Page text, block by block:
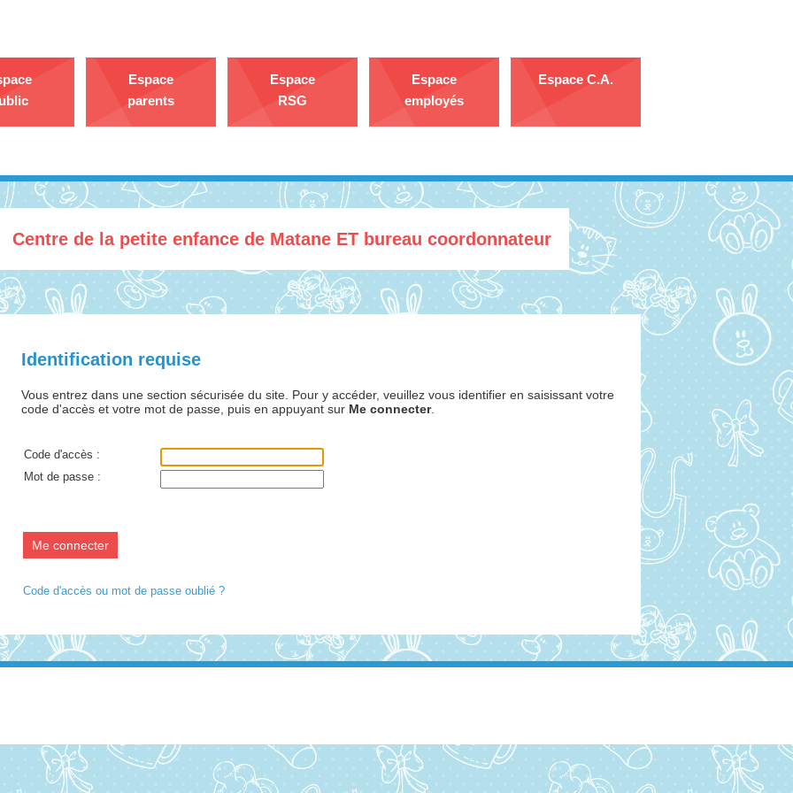
Centre de la petite enfance de Matane ET bureau coordonnateur
Espace
parents
Espace
RSG
Espace
employés
Espace C.A.
Identification requise
Vous entrez dans une section sécurisée du site. Pour y accéder, veuillez vous identifier en saisissant votre
code d'accès et votre mot de passe, puis en appuyant sur Me connecter.
Code d'accès :
Mot de passe :
Code d'accès ou mot de passe oublié ?